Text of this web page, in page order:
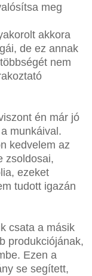
meg
akkora
de ez annak
nem
én már jó
munkáival.
kedvelem az
zsoldosai,
ezeket
tudott igazán
csata a másik
produkciójának,
Ezen a
se segített,